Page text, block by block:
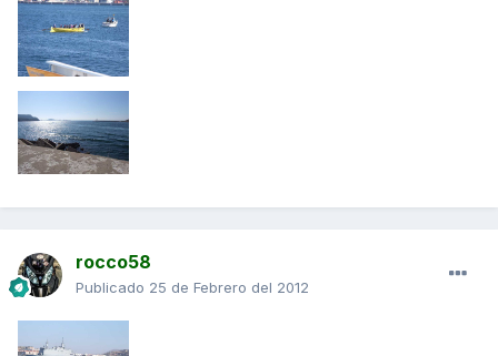
rocco58
Publicado 25 de Febrero del 2012